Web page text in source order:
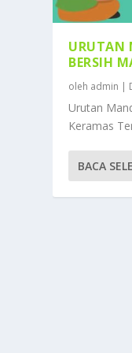
URUTAN
BERSIH
oleh admin |
Urutan
Keramas
BACA